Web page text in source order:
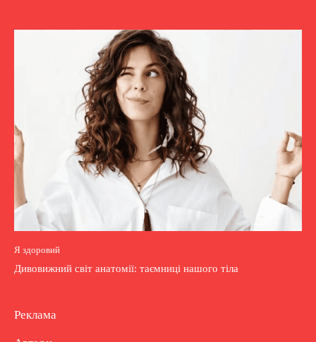
Я здоровий
Дивовижний світ анатомії: таємниці нашого тіла
Реклама